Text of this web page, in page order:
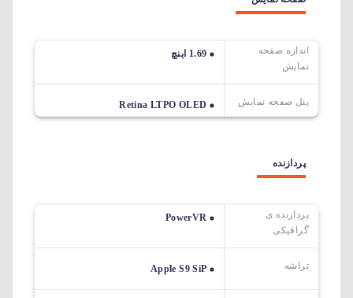
اندازه صفحه
نمایش
1.69 اینچ
پنل صفحه نمایش Retina LTPO OLED
پردازنده
پردازنده ی
گرافیکی
PowerVR
تراشه Apple S9 SiP